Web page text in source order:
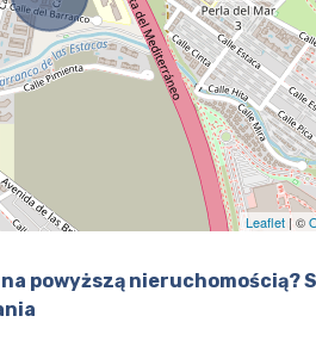
Leaflet| ©
powyższą nieruchomością?